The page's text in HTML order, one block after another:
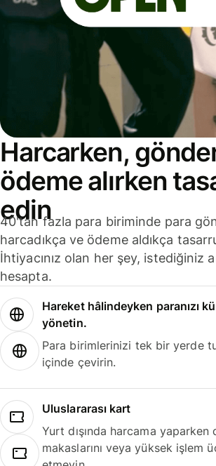
Harcarken,
ödeme alırken
edin
40'tan fazla para biriminde para
harcadıkça ve ödeme aldıkça
İhtiyacınız olan her şey, istediğiniz
hesapta.
Hareket hâlindeyken paranızı
yönetin.
Para birimlerinizi tek bir yerde
içinde çevirin.
Uluslararası kart
Yurt dışında harcama yaparken
makaslarını veya yüksek işlem